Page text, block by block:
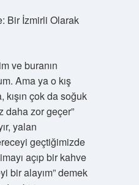
Bir İzmirli Olarak
ve buranın
Ama ya o kış
kışın çok da soğuk
daha zor geçer”
yalan
geçtiğimizde
açıp bir kahve
bir alayım” demek